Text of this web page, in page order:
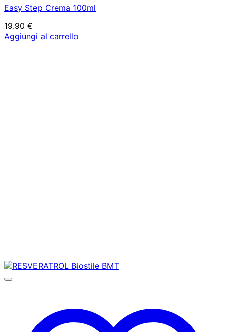
Easy Step Crema 100ml
19.90 €
Aggiungi al carrello